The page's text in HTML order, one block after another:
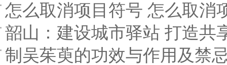
怎么取消项目符号 怎么取消
韶山：建设城市驿站 打造共
制吴茱萸的功效与作用及禁